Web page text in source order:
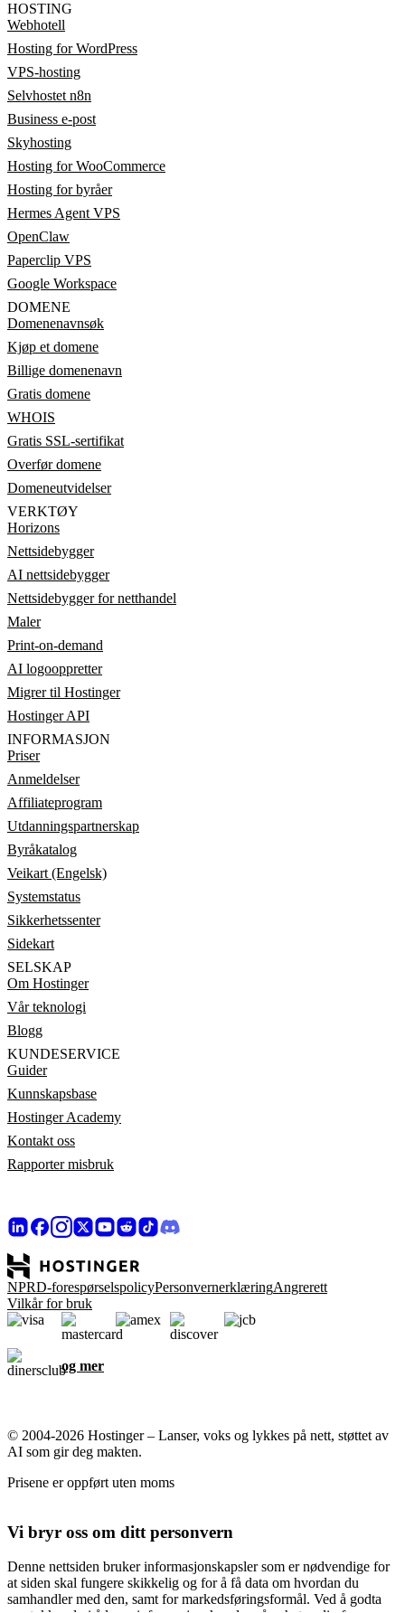
HOSTING
Webhotell
Hosting for WordPress
VPS-hosting
Selvhostet n8n
Business e-post
Skyhosting
Hosting for WooCommerce
Hosting for byråer
Hermes Agent VPS
OpenClaw
Paperclip VPS
Google Workspace
DOMENE
Domenenavnsøk
Kjøp et domene
Billige domenenavn
Gratis domene
WHOIS
Gratis SSL-sertifikat
Overfør domene
Domeneutvidelser
VERKTØY
Horizons
Nettsidebygger
AI nettsidebygger
Nettsidebygger for netthandel
Maler
Print-on-demand
AI logooppretter
Migrer til Hostinger
Hostinger API
INFORMASJON
Priser
Anmeldelser
Affiliateprogram
Utdanningspartnerskap
Byråkatalog
Veikart (Engelsk)
Systemstatus
Sikkerhetssenter
Sidekart
SELSKAP
Om Hostinger
Vår teknologi
Blogg
KUNDESERVICE
Guider
Kunnskapsbase
Hostinger Academy
Kontakt oss
Rapporter misbruk
NPRD-forespørselspolicyPersonvernerklæringAngrerett
Vilkår for bruk
og mer
© 2004-2026 Hostinger – Lanser, voks og lykkes på nett, støttet av
AI som gir deg makten.
Prisene er oppført uten moms
Vi bryr oss om ditt personvern
Denne nettsiden bruker informasjonskapsler som er nødvendige for
at siden skal fungere skikkelig og for å få data om hvordan du
samhandler med den, samt for markedsføringsformål. Ved å godta